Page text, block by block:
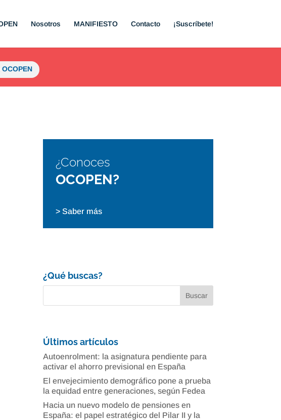
Nosotros MANIFIESTO Contacto ¡Suscríbete!
¿Conoces
OCOPEN?
> Saber más
¿Qué buscas?
Últimos artículos
Autoenrolment: la asignatura pendiente para
activar el ahorro previsional en España
El envejecimiento demográfico pone a prueba
la equidad entre generaciones, según Fedea
Hacia un nuevo modelo de pensiones en
España: el papel estratégico del Pilar II y la